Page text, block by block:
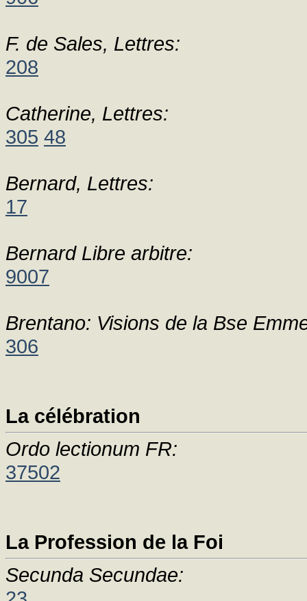
F. de Sales, Lettres:
208
Catherine, Lettres:
305 48
Bernard, Lettres:
17
Bernard Libre arbitre:
9007
Brentano: Visions de la Bse
306
La célébration
Ordo lectionum FR:
37502
La Profession de la Foi
Secunda Secundae: